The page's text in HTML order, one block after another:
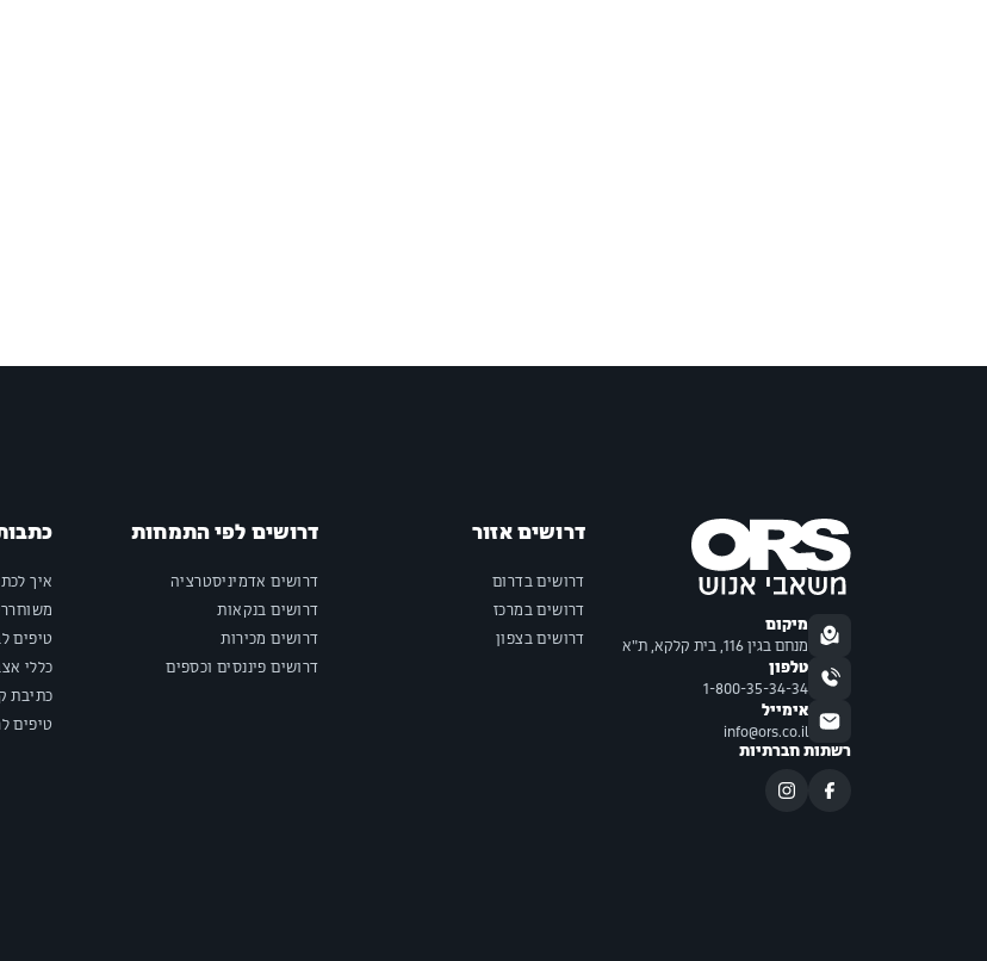
מיקום
מנחם בגין 116, בית קלקא, ת"א
טלפון
1-800-35-34-34
אימייל
info@ors.co.il
רשתות חברתיות
דרושים אזור
דרושים בדרום
דרושים במרכז
דרושים בצפון
דרושים לפי התמחות
דרושים אדמיניסטרציה
דרושים בנקאות
דרושים מכירות
דרושים פיננסים וכספים
איך
טיפים
כללי
כתיבת
טיפים